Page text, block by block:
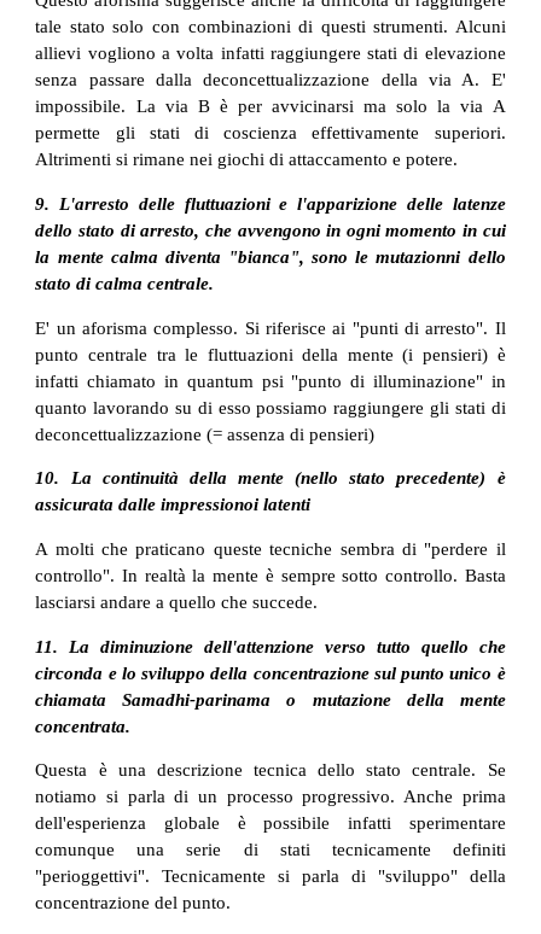
tale stato solo con combinazioni di questi strumenti. Alcuni
allievi vogliono a volta infatti raggiungere stati di elevazione
senza passare dalla deconcettualizzazione della via A. E'
impossibile. La via B è per avvicinarsi ma solo la via A
permette gli stati di coscienza effettivamente superiori.
Altrimenti si rimane nei giochi di attaccamento e potere.
9. L'arresto delle fluttuazioni e l'apparizione delle latenze
dello stato di arresto, che avvengono in ogni momento in cui
la mente calma diventa "bianca", sono le mutazionni dello
stato di calma centrale.
E' un aforisma complesso. Si riferisce ai "punti di arresto". Il
punto centrale tra le fluttuazioni della mente (i pensieri) è
infatti chiamato in quantum psi "punto di illuminazione" in
quanto lavorando su di esso possiamo raggiungere gli stati di
deconcettualizzazione (= assenza di pensieri)
10. La continuità della mente (nello stato precedente) è
assicurata dalle impressionoi latenti
A molti che praticano queste tecniche sembra di "perdere il
controllo". In realtà la mente è sempre sotto controllo. Basta
lasciarsi andare a quello che succede.
11. La diminuzione dell'attenzione verso tutto quello che
circonda e lo sviluppo della concentrazione sul punto unico è
chiamata Samadhi-parinama o mutazione della mente
concentrata.
Questa è una descrizione tecnica dello stato centrale. Se
notiamo si parla di un processo progressivo. Anche prima
dell'esperienza globale è possibile infatti sperimentare
comunque una serie di stati tecnicamente definiti
"perioggettivi". Tecnicamente si parla di "sviluppo" della
concentrazione del punto.